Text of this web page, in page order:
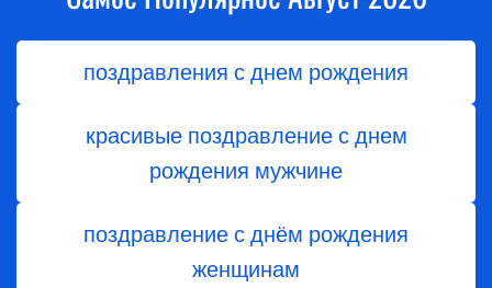
поздравления с днем рождения
красивые поздравление с днем
рождения мужчине
поздравление с днём рождения
женщинам